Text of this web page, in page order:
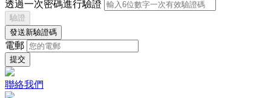
透過一次密碼進行驗證
驗證
發送新驗證碼
電郵
聯絡我們